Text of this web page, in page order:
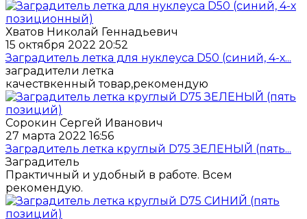
Хватов Николай Геннадьевич
15 октября 2022 20:52
Заградитель летка для нуклеуса D50 (синий, 4-х...
заградители летка
качествкенный товар,рекомендую
Сорокин Сергей Иванович
27 марта 2022 16:56
Заградитель летка круглый D75 ЗЕЛЕНЫЙ (пять...
Заградитель
Практичный и удобный в работе. Всем
рекомендую.